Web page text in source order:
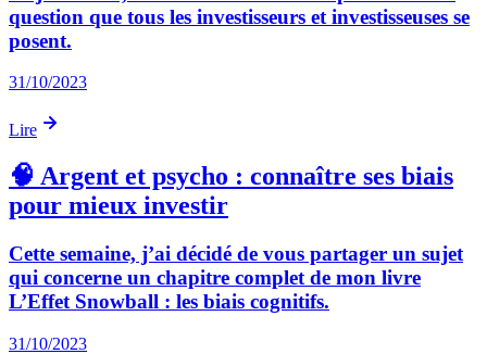
question que tous les investisseurs et investisseuses se
posent.
31/10/2023
Lire
🧠 Argent et psycho : connaître ses biais
pour mieux investir
Cette semaine, j’ai décidé de vous partager un sujet
qui concerne un chapitre complet de mon livre
L’Effet Snowball : les biais cognitifs.
31/10/2023